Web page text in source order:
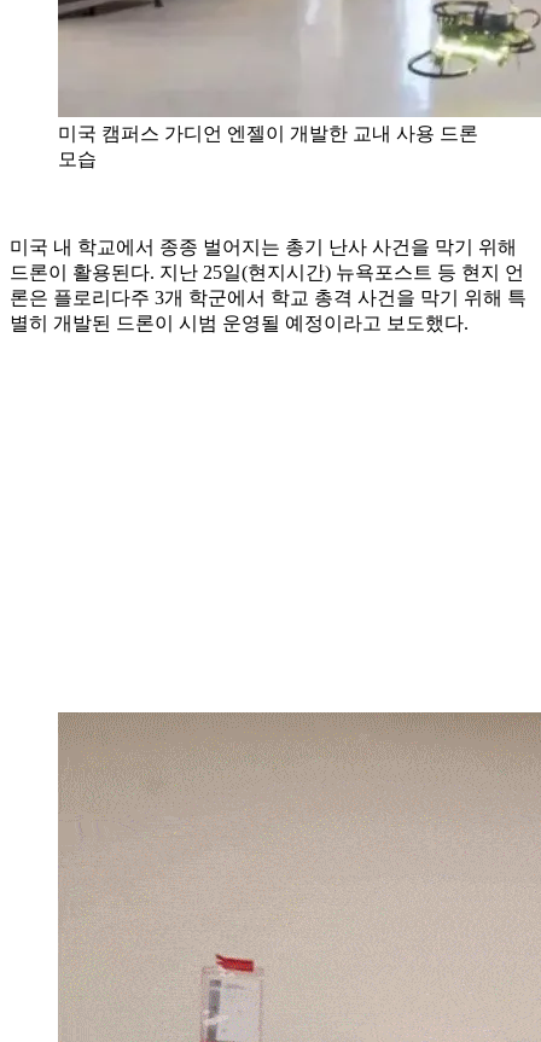
미국 캠퍼스 가디언 엔젤이 개발한 교내 사용 드론
모습
미국 내 학교에서 종종 벌어지는 총기 난사 사건을 막기 위해
드론이 활용된다. 지난 25일(현지시간) 뉴욕포스트 등 현지 언
론은 플로리다주 3개 학군에서 학교 총격 사건을 막기 위해 특
별히 개발된 드론이 시범 운영될 예정이라고 보도했다.